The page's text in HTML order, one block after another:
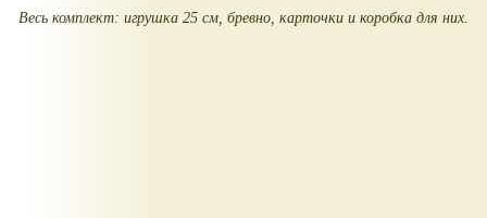
Весь комплект: игрушка 25 см, бревно, карточки и коробка для них.